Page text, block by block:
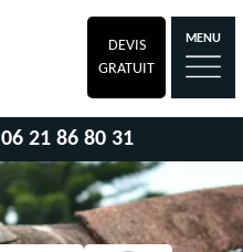
DEVIS
GRATUIT
MENU
06 21 86 80 31